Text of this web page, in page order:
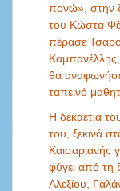
πονώ», στην
του Κώστα
πέρασε
Καμπανέλλης,
θα
ταπεινό
Η δεκαετία
του, ξεκινά
Καισαριανής
φύγει από τη
Αλεξίου,